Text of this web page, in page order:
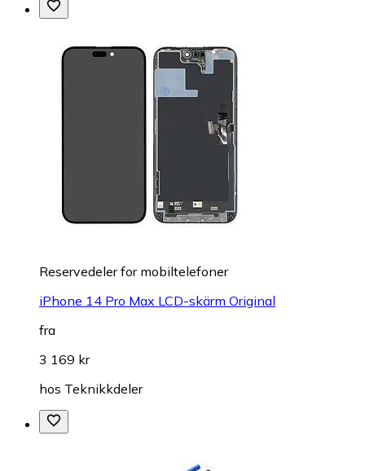
Reservedeler for mobiltelefoner
iPhone 14 Pro Max LCD-skärm Original
fra
3 169 kr
hos Teknikkdeler